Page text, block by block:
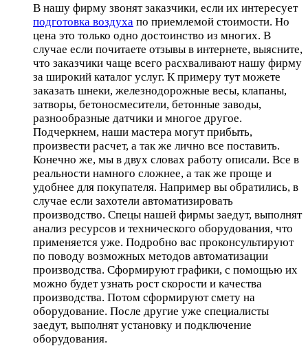
В нашу фирму звонят заказчики, если их интересует
подготовка воздуха по приемлемой стоимости. Но
цена это только одно достоинство из многих. В
случае если почитаете отзывы в интернете, выясните,
что заказчики чаще всего расхваливают нашу фирму
за широкий каталог услуг. К примеру тут можете
заказать шнеки, железнодорожные весы, клапаны,
затворы, бетоносмесители, бетонные заводы,
разнообразные датчики и многое другое.
Подчеркнем, наши мастера могут прибыть,
произвести расчет, а так же лично все поставить.
Конечно же, мы в двух словах работу описали. Все в
реальности намного сложнее, а так же проще и
удобнее для покупателя. Например вы обратились, в
случае если захотели автоматизировать
производство. Спецы нашей фирмы заедут, выполнят
анализ ресурсов и технического оборудования, что
применяется уже. Подробно вас проконсультируют
по поводу возможных методов автоматизации
производства. Сформируют графики, с помощью их
можно будет узнать рост скорости и качества
производства. Потом сформируют смету на
оборудование. После другие уже специалисты
заедут, выполнят установку и подключение
оборудования.